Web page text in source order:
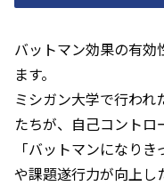
バットマン効果の有
ます。
ミシガン大学で行われ
たちが、自己コント
「バットマンになり
や課題遂行力が向上し